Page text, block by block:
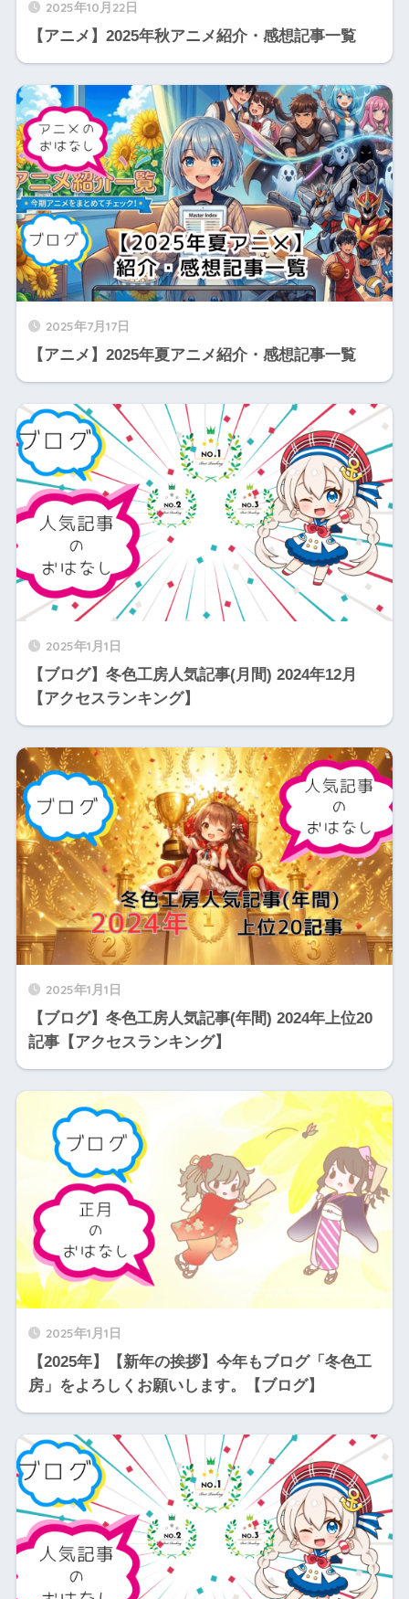
2025年10月22日
【アニメ】2025年秋アニメ紹介・感想記事一覧
2025年7月17日
【アニメ】2025年夏アニメ紹介・感想記事一覧
2025年1月1日
【ブログ】冬色工房人気記事(月間) 2024年12月
【アクセスランキング】
2025年1月1日
【ブログ】冬色工房人気記事(年間) 2024年上位20
記事【アクセスランキング】
2025年1月1日
【2025年】【新年の挨拶】今年もブログ「冬色工
房」をよろしくお願いします。【ブログ】